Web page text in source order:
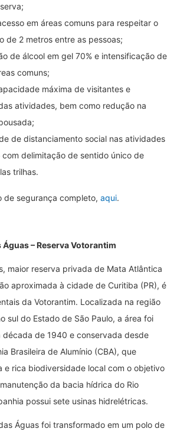
em áreas comuns para respeitar o
de 2 metros entre as pessoas;
de álcool em gel 70% e intensificação de
comuns;
máxima de visitantes e
atividades, bem como redução na
de distanciamento social nas atividades
delimitação de sentido único de
trilhas.
de segurança completo, aqui.
– Reserva Votorantim
maior reserva privada de Mata Atlântica
aproximada à cidade de Curitiba (PR), é
da Votorantim. Localizada na região
sul do Estado de São Paulo, a área foi
de 1940 e conservada desde
Brasileira de Alumínio (CBA), que
e rica biodiversidade local com o objetivo
da bacia hídrica do Rio
possui sete usinas hidrelétricas.
Águas foi transformado em um polo de